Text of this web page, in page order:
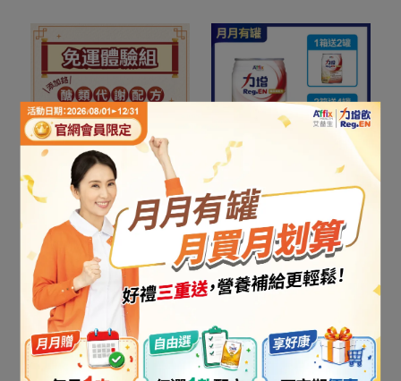
【3入體驗組】力增飲添加
鉻醣類代謝配方
NT$289
加入購物車
【月月有罐】力增糖尿病
配方 原味18入 加送贈罐
NT$1,550
加入購物車